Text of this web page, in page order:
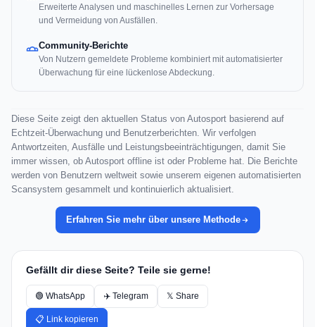
Erweiterte Analysen und maschinelles Lernen zur Vorhersage
und Vermeidung von Ausfällen.
Community-Berichte
Von Nutzern gemeldete Probleme kombiniert mit automatisierter
Überwachung für eine lückenlose Abdeckung.
Diese Seite zeigt den aktuellen Status von Autosport basierend auf
Echtzeit-Überwachung und Benutzerberichten. Wir verfolgen
Antwortzeiten, Ausfälle und Leistungsbeeinträchtigungen, damit Sie
immer wissen, ob Autosport offline ist oder Probleme hat. Die Berichte
werden von Benutzern weltweit sowie unserem eigenen automatisierten
Scansystem gesammelt und kontinuierlich aktualisiert.
Erfahren Sie mehr über unsere Methode
Gefällt dir diese Seite? Teile sie gerne!
🟢 WhatsApp ✈️ Telegram 𝕏 Share
📋 Link kopieren